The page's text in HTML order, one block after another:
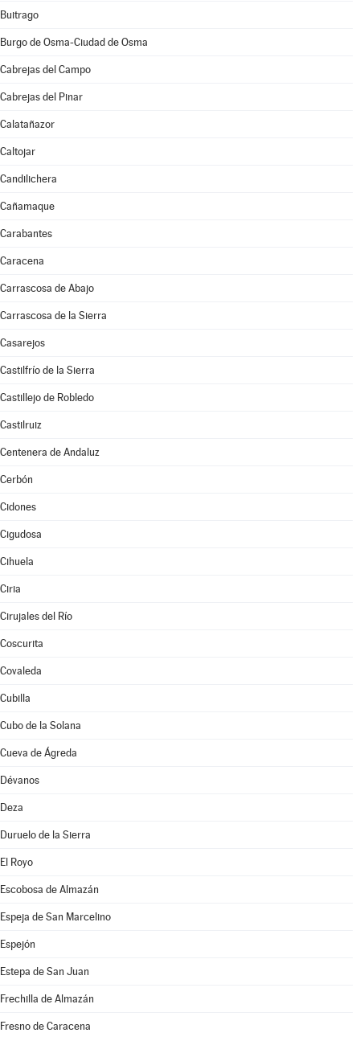
Buitrago
Burgo de Osma-Ciudad de Osma
Cabrejas del Campo
Cabrejas del Pinar
Calatañazor
Caltojar
Candilichera
Cañamaque
Carabantes
Caracena
Carrascosa de Abajo
Carrascosa de la Sierra
Casarejos
Castilfrío de la Sierra
Castillejo de Robledo
Castilruiz
Centenera de Andaluz
Cerbón
Cidones
Cigudosa
Cihuela
Ciria
Cirujales del Río
Coscurita
Covaleda
Cubilla
Cubo de la Solana
Cueva de Ágreda
Dévanos
Deza
Duruelo de la Sierra
El Royo
Escobosa de Almazán
Espeja de San Marcelino
Espejón
Estepa de San Juan
Frechilla de Almazán
Fresno de Caracena